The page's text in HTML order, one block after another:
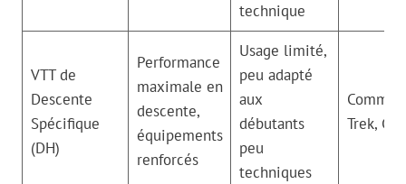
technique
VTT de
Descente
Spécifique
(DH)
Performance
maximale en
descente,
équipements
renforcés
Usage limité,
peu adapté
aux
débutants
peu
techniques
Trek,